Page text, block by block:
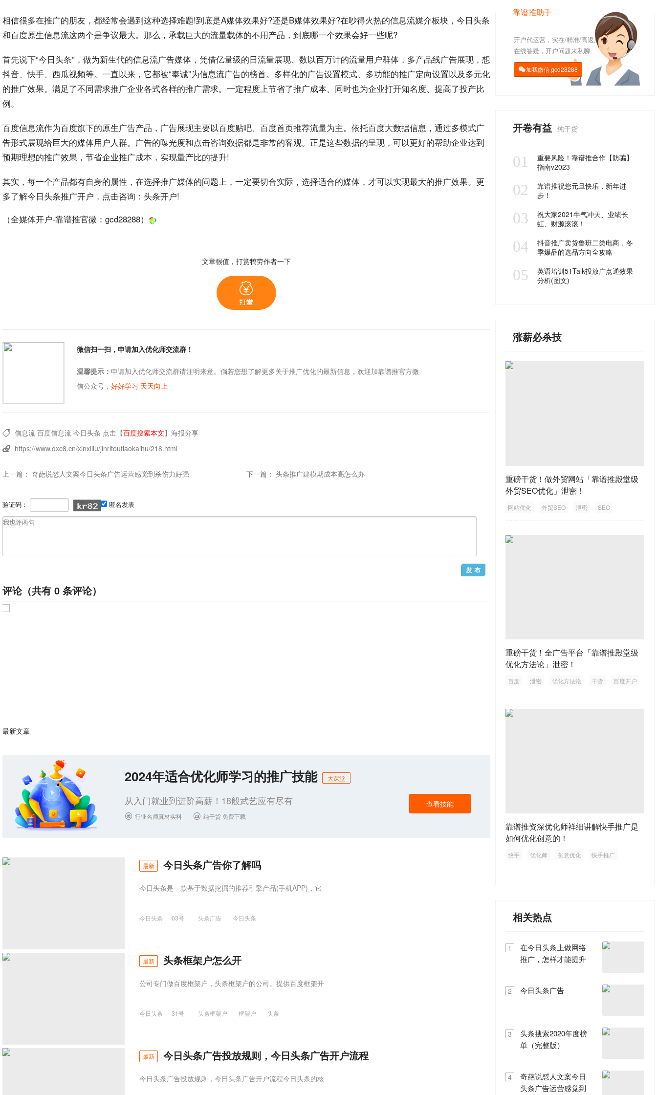
相信很多在推广的朋友，都经常会遇到这种选择难题!到底是A媒体效果好?还是B媒体效果好?在吵得火热的信息流媒介板块， 今日头条
和百度原生信息流这两个是争议最大。那么，承载巨大的流量载体的不用产品，到底哪一个效果会好一些呢?
首先说下“今日头条”，做为新生代的信息流广告媒体，凭借亿量级的日流量展现、数以百万计的流量用户群体，多产品线广告展现，想
抖音、快手、西瓜视频等。一直以来，它都被“奉诚”为信息流广告的榜首。多样化的广告设置模式、多功能的推广定向设置以及多元化
的推广效果。满足了不同需求推广企业各式各样的推广需求。一定程度上节省了推广成本、同时也为企业打开知名度、提高了投产比
例。
百度信息流作为百度旗下的原生广告产品，广告展现主要以百度贴吧、百度首页推荐流量为主。依托百度大数据信息，通过多模式广
告形式展现给巨大的媒体用户人群。广告的曝光度和点击咨询数据都是非常的客观。正是这些数据的呈现，可以更好的帮助企业达到
预期理想的推广效果，节省企业推广成本，实现量产比的提升!
其实，每一个产品都有自身的属性，在选择推广媒体的问题上，一定要切合实际，选择适合的媒体，才可以实现最大的推广效果。更
多了解今日头条推广开户 ，点击咨询：头条开户!
（全媒体开户-靠谱推官微： gcd28288）
文章很值，打赏犒劳作者一下
微信扫一扫，申请加入优化师交流群！
温馨提示： 申请加入优化师交流群请注明来意。倘若您想了解更多关于推广优化的最新信息，欢迎加靠谱推官方微
信公众号， 好好学习 天天向上
 信息流 百度信息流 今日头条 点击【百度搜索本文】 海报分享
 https://www.dxc8.cn/xinxiliu/jinritoutiaokaihu/218.html
上一篇： 奇葩说怼人文案今日头条广告运营感觉到杀伤力好强 下一篇： 头条推广建模期成本高怎么办
验证码： 匿名发表
评论（共有 0 条评论）
最新文章
2024年适合优化师学习的推广技能 大课堂
从入门就业到进阶高薪！18般武艺应有尽有
 行业名师真材实料  纯干货 免费下载
查看技能
最新 今日头条广告你了解吗
今日头条是一款基于数据挖掘的推荐引擎产品(手机APP)，它
今日头条 03号 头条广告 今日头条
最新 头条框架户怎么开
公司专门做百度框架户，头条框架户的公司。提供百度框架开
今日头条 31号 头条框架户 框架户 头条
最新 今日头条广告投放规则，今日头条广告开户流程
今日头条广告投放规则，今日头条广告开户流程今日头条的核
靠谱推助手
开户代运营，实在/精准/高返点
在线答疑，开户问题来私聊
加我微信gcd28288
开卷有益 纯干货
01
重要风险！靠谱推合作【防骗】
指南v2023
02
靠谱推祝您元旦快乐，新年进
步！
03
祝大家2021牛气冲天、业绩长
虹、财源滚滚！
04
抖音推广卖货鲁班二类电商，冬
季爆品的选品方向全攻略
05
英语培训51Talk投放广点通效果
分析(图文)
涨薪必杀技
重磅干货！做外贸网站「靠谱推殿堂级
外贸SEO优化」泄密！
网站优化 外贸SEO 泄密
SEO
重磅干货！全广告平台「靠谱推殿堂级
优化方法论」泄密！
百度 泄密 优化方法论 干货 百度开户
靠谱推资深优化师祥细讲解快手推广是
如何优化创意的！
快手 优化师 创意优化 快手推广
相关热点
1
在今日头条上做网络
推广，怎样才能提升
2 今日头条广告
3
头条搜索2020年度榜
单（完整版）
4
奇葩说怼人文案今日
头条广告运营感觉到